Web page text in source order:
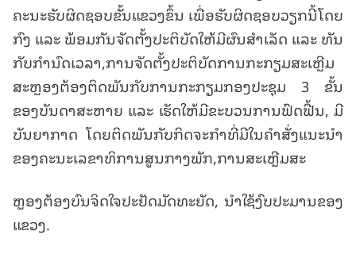
ຄະນະຮັບຜິດຊອບຂັ້ນແຂວງຂຶ້ນ ເພື່ອຮັບຜິດຊອບວຽກນີ້ໂດຍ
ກົງ ແລະ ພ້ອມກັນຈັດຕັ້ງປະຕິບັດໃຫ້ມີຜົນສໍາເລັດ ແລະ ທັນ
ກັບກໍານົດເວລາ,ການຈັດຕັ້ງປະຕິບັດການກະກຽມສະເຫຼີມ
ສະຫຼອງຕ້ອງຕິດພັນກັບການກະກຽມກອງປະຊຸມ 3 ຂັ້ນ
ຂອງບັນດາສະຫາຍ ແລະ ເຮັດໃຫ້ມີຂະບວນການຟົດຟື້ນ, ມີ
ບັນຍາກາດ ໂດຍຕິດພັນກັບກິດຈະກໍາທີ່ມີໃນຄໍາສັ່ງແນະນໍາ
ຂອງຄະນະເລຂາທິການສູນກາງພັກ,ການສະເຫຼີມສະ
ຫຼອງຕ້ອງບົນຈິດໃຈປະຢັດມັດທະຍັດ, ນໍາໃຊ້ງົບປະມານຂອງ
ແຂວງ.